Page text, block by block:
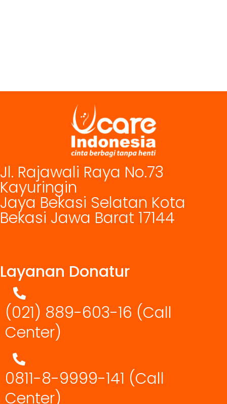
Jl. Rajawali Raya No.73
Kayuringin
Jaya Bekasi Selatan Kota
Bekasi Jawa Barat 17144
Layanan Donatur
(021) 889-603-16 (Call
Center)
0811-8-9999-141 (Call
Center)